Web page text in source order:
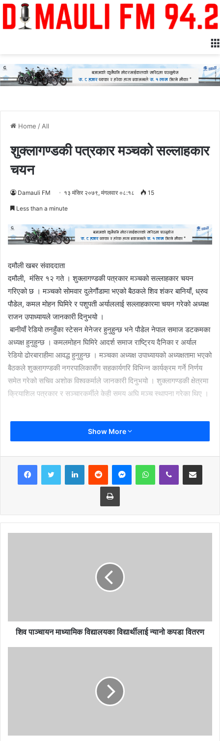
Home / All
शुक्लागण्डकी पत्रकार मञ्चको सल्लाहकार
चयन
Damauli FM १३ मंसिर २०७९, मंगलवार ०८:१८ 15
Less than a minute
दमौली खबर संवाददाता
दमौली, मंसिर १२ गते । शुक्लागण्डकी पत्रकार मञ्चको सल्लाहकार चयन
गरिएको छ । मञ्चको सोमवार दुलेगौंडामा भएको बैठकले शिव शंकर बानियाँ, ध्रुव
पौडेल, कमल मोहन घिमिरे र पशुपती अर्याललाई सल्लाहकारमा चयन गरेको अध्यक्ष
राजन उपाध्यायले जानकारी दिनुभयो ।
बानीयाँ रेडियो तनहुँका स्टेसन मेनेजर हुनुहुन्छ भने पौडेल नेपाल समाज डटकमका
अध्यक्ष हुनुहुन्छ । कमलमोहन घिमिरे आदर्श समाज राष्ट्रिय दैनिका र अर्याल
रेडियो ढोरबाराहीमा आवद्ध हुनुहुन्छ । मञ्चका अध्यक्ष उपाध्यायको अध्यक्षतामा भएको
बैठकले शुक्लागण्डकी नगरपालिकासँग सहकार्यगरि विभिन्न कार्यक्रम गर्ने निर्णय
समेत गरेको सचिव अशोक विश्वकर्माले जानकारी दिनुभयो । शुक्लागण्डकी क्षेत्रमा
क्रियाशिल पत्रकार र सञ्चारकर्मीले केही समय अघि मञ्च स्थापना गरेका थिए ।
Show More
Print
शिव पाञ्चायन माध्यामिक विद्यालयका विद्यार्थीलाई न्यानो कपडा वितरण